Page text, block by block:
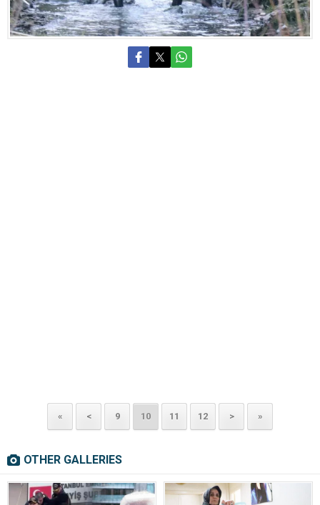
« < 9 10 11 12 > »
OTHER GALLERIES